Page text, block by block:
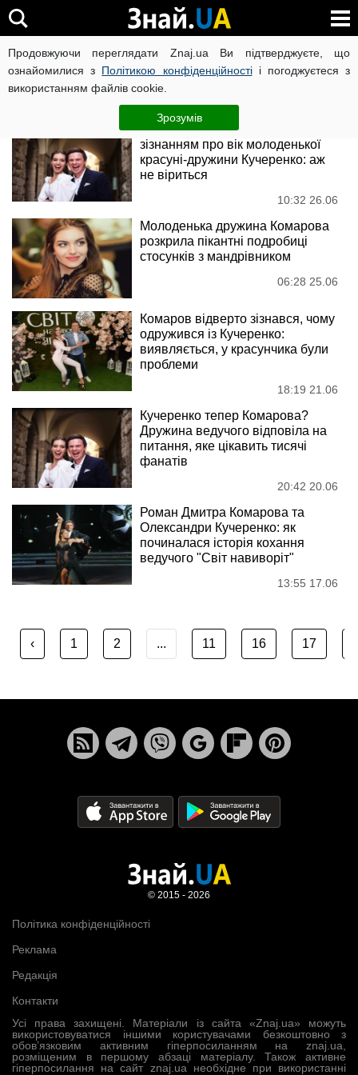
Продовжуючи переглядати Znaj.ua Ви підтверджуєте, що
ознайомилися з Політикою конфіденційностіі погоджуєтеся з
використанням файлів cookie.
Зрозумів
Олександра Кучеренко
Новини
Комаров приголомшив
зізнанням про вік молоденької
красуні-дружини Кучеренко: аж
не віриться
10:32 26.06
Молоденька дружина Комарова
розкрила пікантні подробиці
стосунків з мандрівником
06:28 25.06
Комаров відверто зізнався, чому
одружився із Кучеренко:
виявляється, у красунчика були
проблеми
18:19 21.06
Кучеренко тепер Комарова?
Дружина ведучого відповіла на
питання, яке цікавить тисячі
фанатів
20:42 20.06
Роман Дмитра Комарова та
Олександри Кучеренко: як
починалася історія кохання
ведучого "Світ навиворіт"
13:55 17.06
‹ 1 2 ... 11 16 17
Усі права захищені. Матеріали із сайта «Znaj.ua» можуть
використовуватися іншими користувачами безкоштовно з
обов’язковим активним гіперпосиланням на znaj.ua,
розміщеним в першому абзаці матеріалу. Також активне
гіперпосилання на сайт znaj.ua необхідне при використанні
Політика конфіденційності
Реклама
Редакція
Контакти
© 2015 - 2026